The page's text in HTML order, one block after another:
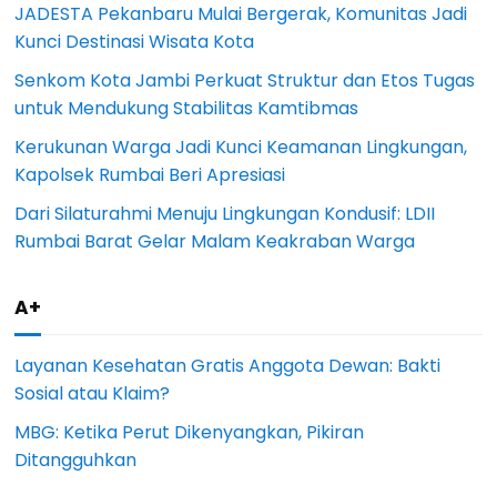
JADESTA Pekanbaru Mulai Bergerak, Komunitas Jadi
Kunci Destinasi Wisata Kota
Senkom Kota Jambi Perkuat Struktur dan Etos Tugas
untuk Mendukung Stabilitas Kamtibmas
Kerukunan Warga Jadi Kunci Keamanan Lingkungan,
Kapolsek Rumbai Beri Apresiasi
Dari Silaturahmi Menuju Lingkungan Kondusif: LDII
Rumbai Barat Gelar Malam Keakraban Warga
A+
Layanan Kesehatan Gratis Anggota Dewan: Bakti
Sosial atau Klaim?
MBG: Ketika Perut Dikenyangkan, Pikiran
Ditangguhkan